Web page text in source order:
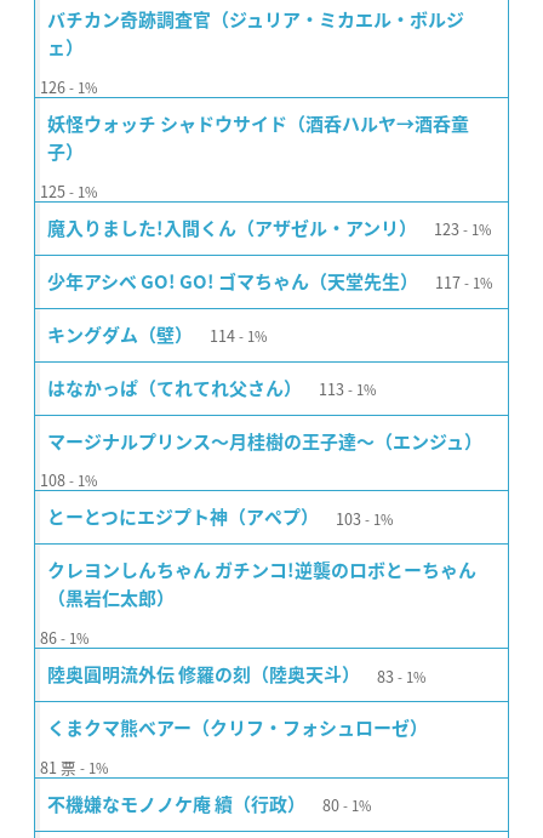
バチカン奇跡調査官（ジュリア・ミカエル・ボルジ
ェ）
126 1%
妖怪ウォッチ シャドウサイド（酒呑ハルヤ→酒呑童
子）
125 1%
魔入りました!入間くん（アザゼル・アンリ） 123 1%
少年アシベ GO! GO! ゴマちゃん（天堂先生） 117 1%
キングダム（壁） 114 1%
はなかっぱ（てれてれ父さん） 113 1%
マージナルプリンス〜月桂樹の王子達〜（エンジュ）
108 1%
とーとつにエジプト神（アペプ） 103 1%
クレヨンしんちゃん ガチンコ!逆襲のロボとーちゃん
（黒岩仁太郎）
86 1%
陸奥圓明流外伝 修羅の刻（陸奥天斗） 83 1%
くまクマ熊ベアー（クリフ・フォシュローゼ）
81 票 1%
不機嫌なモノノケ庵 續（行政） 80 1%